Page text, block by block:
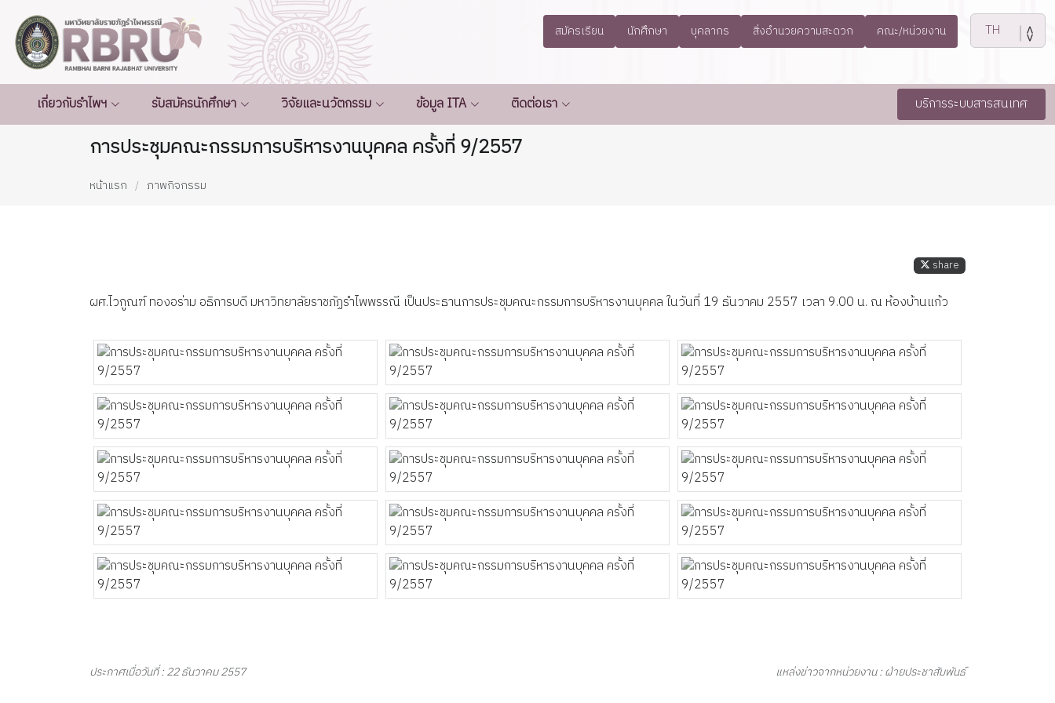
สมัครเรียน นักศึกษา บุคลากร สิ่งอำนวยความสะดวก คณะ/หน่วยงาน
เกี่ยวกับรำไพฯ รับสมัครนักศึกษา วิจัยและนวัตกรรม ข้อมูล ITA ติดต่อเรา บริการระบบสารสนเทศ
การประชุมคณะกรรมการบริหารงานบุคคล ครั้งที่ 9/2557
หน้าแรก ภาพกิจกรรม
share
ผศ.ไวกูณฑ์ ทองอร่าม อธิการบดี มหาวิทยาลัยราชภัฏรำไพพรรณี เป็นประธานการประชุมคณะกรรมการบริหารงานบุคคล ในวันที่ 19 ธันวาคม 2557 เวลา 9.00 น. ณ ห้องบ้านแก้ว
ประกาศเมื่อวันที่ : 22 ธันวาคม 2557 แหล่งข่าวจากหน่วยงาน : ฝ่ายประชาสัมพันธ์